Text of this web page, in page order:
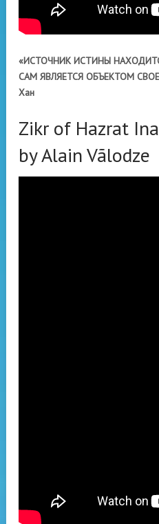
«ИСТОЧНИК ИСТИНЫ
САМ ЯВЛЯЕТСЯ ОБЪЕКТОМ
Хан
Zikr of Hazrat
by Alain Vãlodze